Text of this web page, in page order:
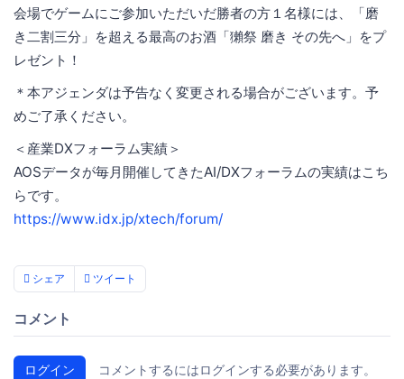
会場でゲームにご参加いただいだ勝者の方１名様には、「磨
き二割三分」を超える最高のお酒「獺祭 磨き その先へ」をプ
レゼント！
＊本アジェンダは予告なく変更される場合がございます。予
めご了承ください。
＜産業DXフォーラム実績＞
AOSデータが毎月開催してきたAI/DXフォーラムの実績はこち
らです。
https://www.idx.jp/xtech/forum/
シェア ツイート
コメント
ログイン コメントするにはログインする必要があります。